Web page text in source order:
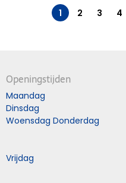
1 2 3 4
Openingstijden
Maandag
Dinsdag
Woensdag Donderdag
Vrijdag